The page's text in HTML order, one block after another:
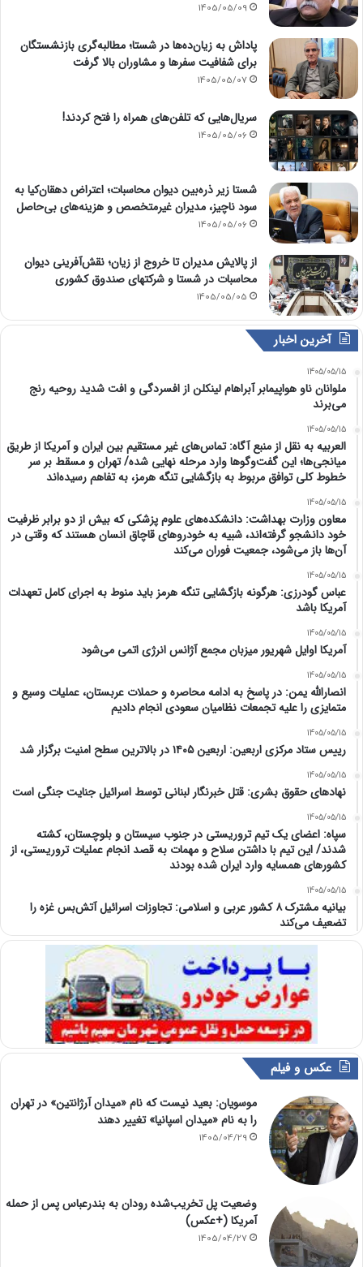
1405/05/09
پاداش به زیان‌ده‌ها در شستا؛ مطالبه‌گری بازنشستگان
برای شفافیت سفرها و مشاوران بالا گرفت
1405/05/07
سریال‌هایی که تلفن‌های همراه را فتح کردند!
1405/05/06
شستا زیر ذره‌بین دیوان محاسبات؛ اعتراض دهقان‌کیا به
سود ناچیز، مدیران غیرمتخصص و هزینه‌های بی‌حاصل
1405/05/06
از پالایش مدیران تا خروج از زیان؛ نقش‌آفرینی دیوان
محاسبات در شستا و شرکتهای صندوق کشوری
1405/05/05
آخرین اخبار
1405/05/15
ملوانان ناو هواپیمابر آبراهام لینکلن از افسردگی و افت شدید روحیه رنج
می‌برند
1405/05/15
العربیه به نقل از منبع آگاه: تماس‌های غیر مستقیم بین ایران و آمریکا از طریق
میانجی‌ها؛ این گفت‌و‌گو‌ها وارد مرحله نهایی شده/ تهران و مسقط بر سر
خطوط کلی توافق مربوط به بازگشایی تنگه هرمز، به تفاهم رسیده‌اند
1405/05/15
معاون وزارت بهداشت: دانشکده‌های علوم پزشکی که بیش از دو برابر ظرفیت
خود دانشجو گرفته‌اند، شبیه به خودرو‌های قاچاق انسان هستند که وقتی در
آن‌ها باز می‌شود، جمعیت فوران می‌کند
1405/05/15
عباس گودرزی: هرگونه بازگشایی تنگه هرمز باید منوط به اجرای کامل تعهدات
آمریکا باشد
1405/05/15
آمریکا اوایل شهریور میزبان مجمع آژانس انرژی اتمی می‌شود
1405/05/15
انصارالله یمن: در پاسخ به ادامه محاصره و حملات عربستان، عملیات وسیع و
متمایزی را علیه تجمعات نظامیان سعودی انجام دادیم
1405/05/15
رییس ستاد مرکزی اربعین: اربعین ۱۴۰۵ در بالاترین سطح امنیت برگزار شد
1405/05/15
نهادهای حقوق بشری: قتل خبرنگار لبنانی توسط اسرائیل جنایت جنگی است
1405/05/15
سپاه: اعضای یک تیم تروریستی در جنوب سیستان و بلوچستان، کشته
شدند/ این تیم با داشتن سلاح و مهمات به قصد انجام عملیات تروریستی، از
کشورهای همسایه وارد ایران شده بودند
1405/05/15
بیانیه مشترک ۸ کشور عربی و اسلامی: تجاوزات اسرائیل آتش‌بس غزه را
تضعیف می‌کند
عکس و فیلم
موسویان: بعید نیست که نام «میدان آرژانتین» در تهران
را به نام «میدان اسپانیا» تغییر دهند
1405/04/29
وضعیت پل تخریب‌شده رودان به بندرعباس پس از حمله
آمریکا (+عکس)
1405/04/27